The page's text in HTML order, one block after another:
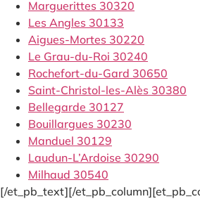
Marguerittes 30320
Les Angles 30133
Aigues-Mortes 30220
Le Grau-du-Roi 30240
Rochefort-du-Gard 30650
Saint-Christol-les-Alès 30380
Bellegarde 30127
Bouillargues 30230
Manduel 30129
Laudun-L’Ardoise 30290
Milhaud 30540
[/et_pb_text][/